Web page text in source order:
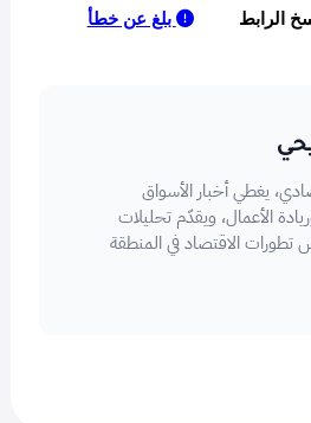
الرابط بلغ عن خطأ
يغطي أخبار الأسواق
الأعمال، ويقدّم تحليلات
الاقتصاد في المنطقة